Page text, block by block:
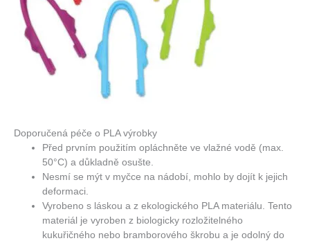
Doporučená péče o PLA výrobky
Před prvním použitím opláchněte ve vlažné vodě (max.
50°C) a důkladně osušte.
Nesmí se mýt v myčce na nádobí, mohlo by dojít k jejich
deformaci.
Vyrobeno s láskou a z ekologického PLA materiálu. Tento
materiál je vyroben z biologicky rozložitelného
kukuřičného nebo bramborového škrobu a je odolný do